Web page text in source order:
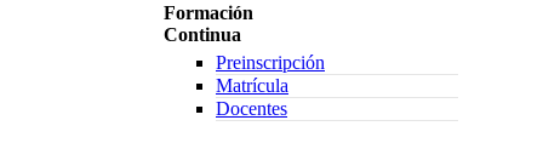
Formación
Continua
Preinscripción
Matrícula
Docentes